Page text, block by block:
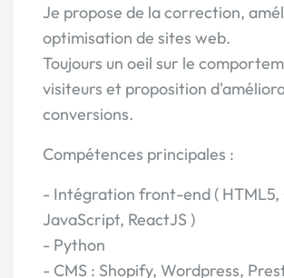
Je propose de la correction,
optimisation de sites web.
Toujours un oeil sur le
visiteurs et proposition
conversions.
Compétences principales :
- Intégration front-end ( HTML5,
JavaScript, ReactJS )
- Python
- CMS : Shopify, Wordpress,